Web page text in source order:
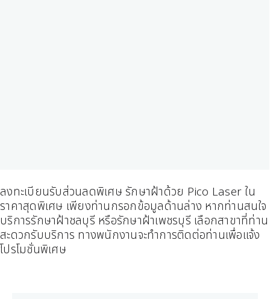
ลงทะเบียนรับส่วนลดพิเศษ รักษาฝ้าด้วย Pico Laser ใน
ราคาสุดพิเศษ เพียงท่านกรอกข้อมูลด้านล่าง หากท่านสนใจ
บริการรักษาฝ้าชลบุรี หรือรักษาฝ้าเพชรบุรี เลือกสาขาที่ท่าน
สะดวกรับบริการ ทางพนักงานจะทำการติดต่อท่านเพื่อแจ้ง
โปรโมชั่นพิเศษ